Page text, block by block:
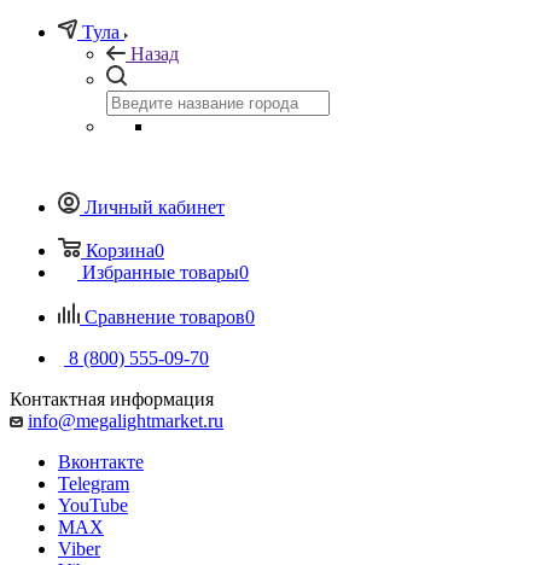
Тула
Назад
Личный кабинет
Корзина0
Избранные товары0
Сравнение товаров0
8 (800) 555-09-70
Контактная информация
info@megalightmarket.ru
Вконтакте
Telegram
YouTube
MAX
Viber